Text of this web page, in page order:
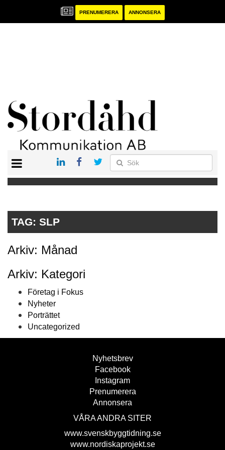
PRENUMERERA ANNONSERA
TAG: SLP
Arkiv: Månad
Arkiv: Kategori
Företag i Fokus
Nyheter
Porträttet
Uncategorized
Nyhetsbrev
Facebook
Instagram
Prenumerera
Annonsera
VÅRA ANDRA SITER
www.svenskbyggtidning.se
www.nordiskaprojekt.se